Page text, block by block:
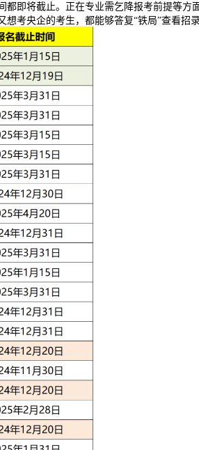
即将截止。正在专业需乞降报考前提等
考央企的考生，都能够答复“铁局”查看招